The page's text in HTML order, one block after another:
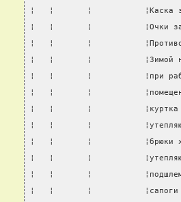
¦   ¦       ¦           ¦Каска
¦   ¦       ¦           ¦Очки
¦   ¦       ¦
¦   ¦       ¦           ¦Зимой
¦   ¦       ¦           ¦при
¦   ¦       ¦
¦   ¦       ¦           ¦куртка
¦   ¦       ¦
¦   ¦       ¦           ¦брюки
¦   ¦       ¦
¦   ¦       ¦
¦   ¦       ¦           ¦сапоги